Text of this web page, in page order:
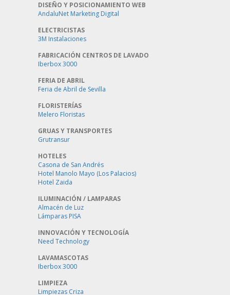
DISEÑO Y POSICIONAMIENTO WEB
AndaluNet Marketing Digital
ELECTRICISTAS
3M Instalaciones
FABRICACIÓN CENTROS DE LAVADO
Iberbox 3000
FERIA DE ABRIL
Feria de Abril de Sevilla
FLORISTERÍAS
Melero Floristas
GRUAS Y TRANSPORTES
Grutransur
HOTELES
Casona de San Andrés
Hotel Manolo Mayo (Los Palacios)
Hotel Zaida
ILUMINACIÓN / LAMPARAS
Almacén de Luz
Lámparas PISA
INNOVACIÓN Y TECNOLOGÍA
Need Technology
LAVAMASCOTAS
Iberbox 3000
LIMPIEZA
Limpiezas Criza